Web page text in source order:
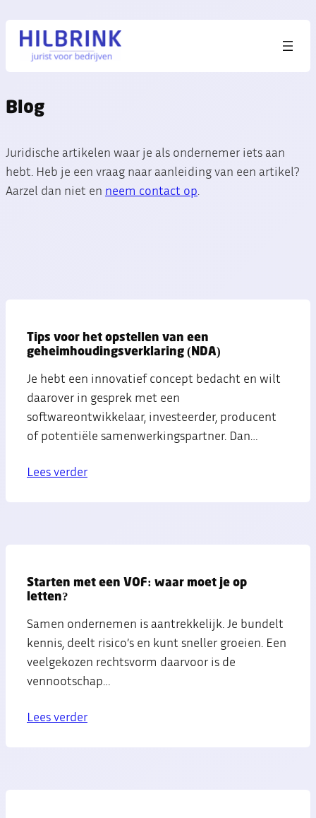
naar
Blog
Juridische artikelen waar je als ondernemer iets aan
hebt. Heb je een vraag naar aanleiding van een artikel?
Aarzel dan niet en neem contact op
Tips voor het opstellen van een
geheimhoudingsverklaring (NDA)
Je hebt een innovatief concept bedacht en wilt
daarover in gesprek met een
softwareontwikkelaar, investeerder, producent
of potentiële samenwerkingspartner. Dan…
Lees verder
Starten met een VOF: waar moet je op
letten?
Samen ondernemen is aantrekkelijk. Je bundelt
kennis, deelt risico’s en kunt sneller groeien. Een
veelgekozen rechtsvorm daarvoor is de
vennootschap…
Lees verder